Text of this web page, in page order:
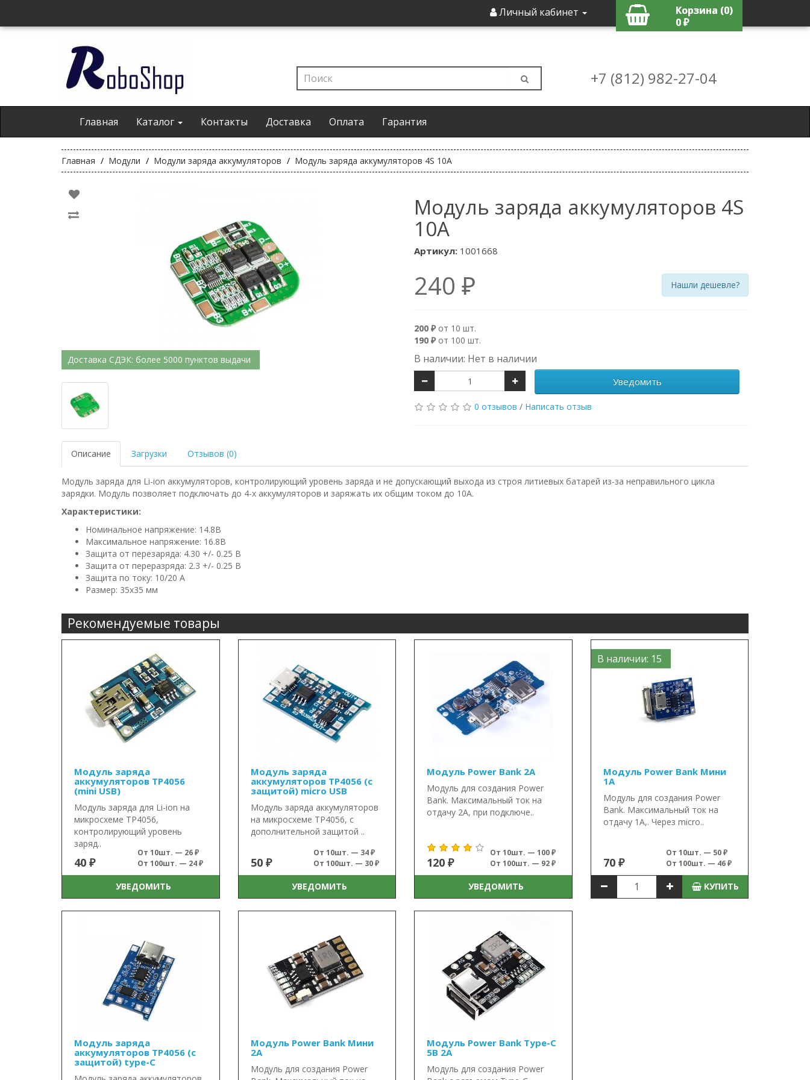
Личный кабинет
Корзина (0)
0 ₽
+7 (812) 982-27-04
Главная Каталог Контакты Доставка Оплата Гарантия
Главная Модули Модули заряда аккумуляторов Модуль заряда аккумуляторов 4S 10A
Доставка СДЭК: более 5000 пунктов выдачи
Модуль заряда аккумуляторов 4S
10A
Артикул: 1001668
240 ₽ Нашли дешевле?
200 ₽ от 10 шт.
190 ₽ от 100 шт.
В наличии: Нет в наличии
Уведомить
0 отзывов / Написать отзыв
Описание Загрузки Отзывов (0)
Модуль заряда для Li-ion аккумуляторов, контролирующий уровень заряда и не допускающий выхода из строя литиевых батарей из-за неправильного цикла
зарядки. Модуль позволяет подключать до 4-х аккумуляторов и заряжать их общим током до 10А.
Характеристики:
Номинальное напряжение: 14.8В
Максимальное напряжение: 16.8В
Защита от перезаряда: 4.30 +/- 0.25 В
Защита от переразряда: 2.3 +/- 0.25 В
Защита по току: 10/20 А
Размер: 35х35 мм
Рекомендуемые товары
Модуль заряда
аккумуляторов TP4056
(mini USB)
Модуль заряда для Li-ion на
микросхеме TP4056,
контролирующий уровень
заряд..
40 ₽
От 10шт. — 26 ₽
От 100шт. — 24 ₽
УВЕДОМИТЬ
Модуль заряда
аккумуляторов TP4056 (с
защитой) micro USB
Модуль заряда аккумуляторов
на микросхеме TP4056, с
дополнительной защитой ..
50 ₽
От 10шт. — 34 ₽
От 100шт. — 30 ₽
УВЕДОМИТЬ
Модуль Power Bank 2А
Модуль для создания Power
Bank. Максимальный ток на
отдачу 2А, при подключе..
120 ₽
От 10шт. — 100 ₽
От 100шт. — 92 ₽
УВЕДОМИТЬ
В наличии: 15
Модуль Power Bank Мини
1А
Модуль для создания Power
Bank. Максимальный ток на
отдачу 1А,. Через micro..
70 ₽
От 10шт. — 50 ₽
От 100шт. — 46 ₽
КУПИТЬ
Модуль заряда
аккумуляторов TP4056 (с
защитой) type-C
Модуль Power Bank Мини
2А
Модуль для создания Power
Модуль Power Bank Type-C
5В 2А
Модуль для создания Power